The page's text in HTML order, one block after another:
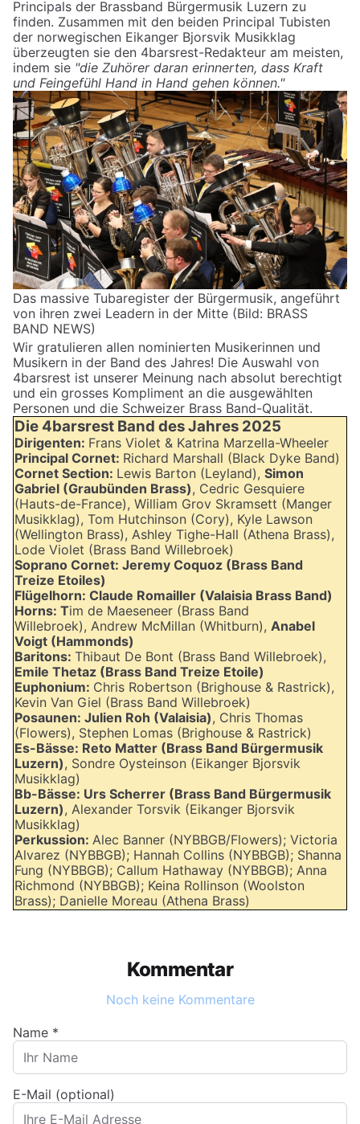
Principals der Brassband Bürgermusik Luzern zu
finden. Zusammen mit den beiden Principal Tubisten
der norwegischen Eikanger Bjorsvik Musikklag
überzeugten sie den 4barsrest-Redakteur am meisten,
indem sie "die Zuhörer daran erinnerten, dass Kraft
und Feingefühl Hand in Hand gehen können."
Das massive Tubaregister der Bürgermusik, angeführt
von ihren zwei Leadern in der Mitte (Bild: BRASS
BAND NEWS)
Wir gratulieren allen nominierten Musikerinnen und
Musikern in der Band des Jahres! Die Auswahl von
4barsrest ist unserer Meinung nach absolut berechtigt
und ein grosses Kompliment an die ausgewählten
Personen und die Schweizer Brass Band-Qualität.
Die 4barsrest Band des Jahres 2025
Dirigenten: Frans Violet & Katrina Marzella-Wheeler
Principal Cornet: Richard Marshall (Black Dyke Band)
Cornet Section: Lewis Barton (Leyland), Simon
Gabriel (Graubünden Brass), Cedric Gesquiere
(Hauts-de-France), William Grov Skramsett (Manger
Musikklag), Tom Hutchinson (Cory), Kyle Lawson
(Wellington Brass), Ashley Tighe-Hall (Athena Brass),
Lode Violet (Brass Band Willebroek)
Soprano Cornet: Jeremy Coquoz (Brass Band
Treize Etoiles)
Flügelhorn: Claude Romailler (Valaisia Brass Band)
Horns: Tim de Maeseneer (Brass Band
Willebroek), Andrew McMillan (Whitburn), Anabel
Voigt (Hammonds)
Baritons: Thibaut De Bont (Brass Band Willebroek),
Emile Thetaz (Brass Band Treize Etoile)
Euphonium: Chris Robertson (Brighouse & Rastrick),
Kevin Van Giel (Brass Band Willebroek)
Posaunen: Julien Roh (Valaisia), Chris Thomas
(Flowers), Stephen Lomas (Brighouse & Rastrick)
Es-Bässe: Reto Matter (Brass Band Bürgermusik
Luzern), Sondre Oysteinson (Eikanger Bjorsvik
Musikklag)
Bb-Bässe: Urs Scherrer (Brass Band Bürgermusik
Luzern), Alexander Torsvik (Eikanger Bjorsvik
Musikklag)
Perkussion: Alec Banner (NYBBGB/Flowers); Victoria
Alvarez (NYBBGB); Hannah Collins (NYBBGB); Shanna
Fung (NYBBGB); Callum Hathaway (NYBBGB); Anna
Richmond (NYBBGB); Keina Rollinson (Woolston
Brass); Danielle Moreau (Athena Brass)
Kommentar
Noch keine Kommentare
Name *
E-Mail (optional)